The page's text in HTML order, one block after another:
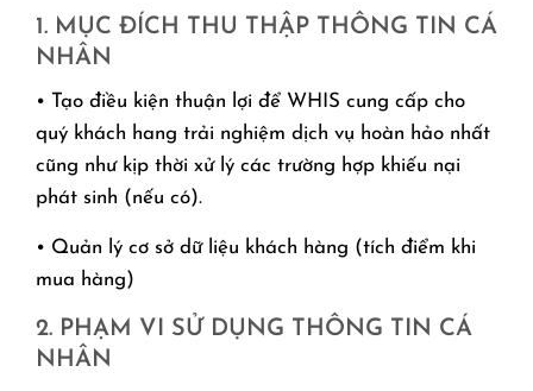
1. MỤC ĐÍCH THU THẬP THÔNG TIN CÁ
NHÂN
• Tạo điều kiện thuận lợi để WHIS cung cấp cho
quý khách hang trải nghiệm dịch vụ hoàn hảo nhất
cũng như kịp thời xử lý các trường hợp khiếu nại
phát sinh (nếu có).
• Quản lý cơ sở dữ liệu khách hàng (tích điểm khi
mua hàng)
2. PHẠM VI SỬ DỤNG THÔNG TIN CÁ
NHÂN